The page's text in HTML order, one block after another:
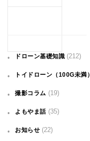
ドローン基礎知識 (212)
トイドローン（100G未満）
撮影コラム (19)
よもやま話(35)
お知らせ (22)